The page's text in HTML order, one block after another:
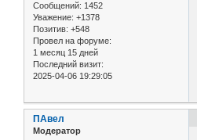
Сообщений: 1452
Уважение: +1378
Позитив: +548
Провел на форуме:
1 месяц 15 дней
Последний визит:
2025-04-06 19:29:05
ПАвел
Модератор